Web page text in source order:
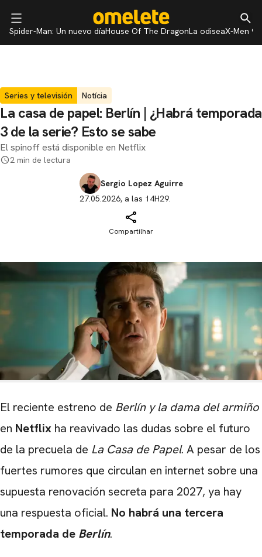
Spider-Man: Un nuevo díaHouse Of The DragonLa odiseaX-Men 97
Series y televisión Notícia
La casa de papel: Berlín | ¿Habrá temporada
3 de la serie? Esto se sabe
El spinoff está disponible en Netflix
2 min de lectura
Sergio Lopez Aguirre
27.05.2026, a las 14H29.
Compartilhar
El reciente estreno de Berlín y la dama del armiño
en Netflix ha reavivado las dudas sobre el futuro
de la precuela de La Casa de Papel. A pesar de los
fuertes rumores que circulan en internet sobre una
supuesta renovación secreta para 2027, ya hay
una respuesta oficial. No habrá una tercera
temporada de Berlín.